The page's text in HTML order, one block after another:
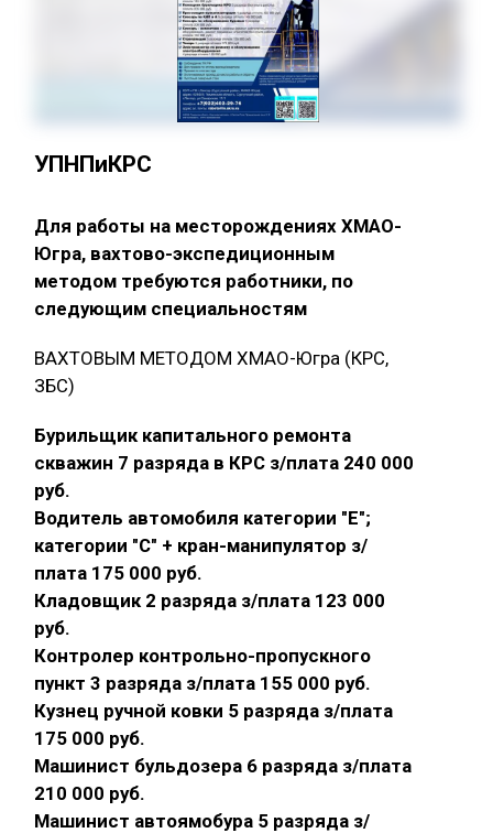
УПНПиКРС
Для работы на месторождениях ХМАО-
Югра, вахтово-экспедиционным
методом требуются работники, по
следующим специальностям
ВАХТОВЫМ МЕТОДОМ ХМАО-Югра (КРС,
ЗБС)
Бурильщик капитального ремонта
скважин 7 разряда в КРС з/плата 240 000
руб.
Водитель автомобиля категории "E";
категории "С" + кран-манипулятор з/
плата 175 000 руб.
Кладовщик 2 разряда з/плата 123 000
руб.
Контролер контрольно-пропускного
пункт 3 разряда з/плата 155 000 руб.
Кузнец ручной ковки 5 разряда з/плата
175 000 руб.
Машинист бульдозера 6 разряда з/плата
210 000 руб.
Машинист автоямобура 5 разряда з/